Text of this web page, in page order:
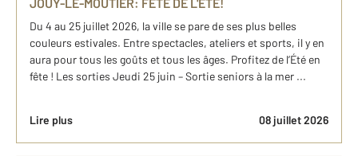
Du 4 au 25 juillet 2026, la ville se pare de ses plus belles
couleurs estivales. Entre spectacles, ateliers et sports, il y en
aura pour tous les goûts et tous les âges. Profitez de l’Été en
fête ! Les sorties Jeudi 25 juin – Sortie seniors à la mer ...
Lire plus 08 juillet 2026